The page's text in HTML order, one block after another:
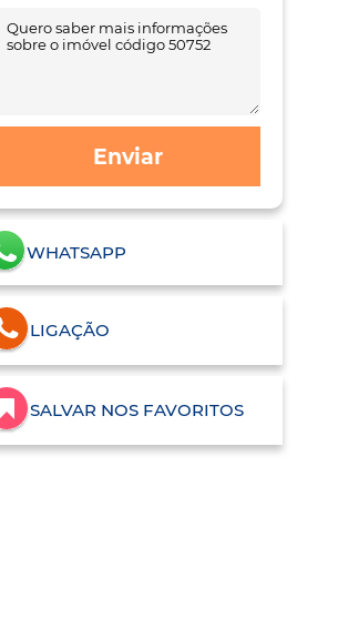
Enviar
WHATSAPP
LIGAÇÃO
SALVAR NOS FAVORITOS